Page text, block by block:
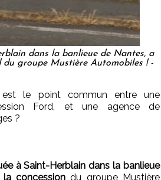
dans la banlieue de Nantes, a
du groupe Mustière Automobiles ! -
est le point commun entre une
Ford, et une agence de
?
à Saint-Herblain dans la banlieue
concessiondu groupe Mustière